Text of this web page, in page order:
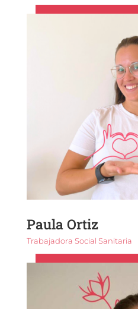
Paula Ortiz
Trabajadora Social Sanitaria